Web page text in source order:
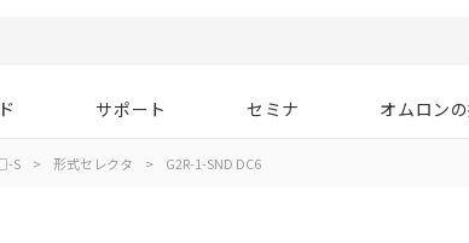
サポート セミナ オムロン
S > 形式セレクタ > G2R-1-SND DC6